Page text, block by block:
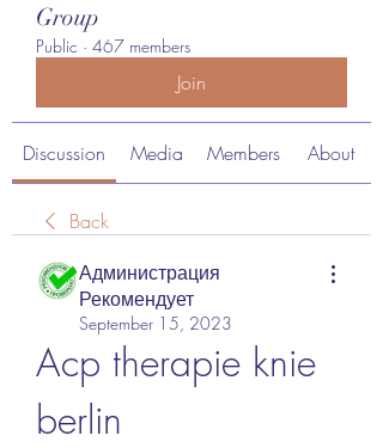
Group
Public · 467 members
Join
Discussion Media Members About
Back
Администрация
Рекомендует
September 15, 2023
Acp therapie knie
berlin